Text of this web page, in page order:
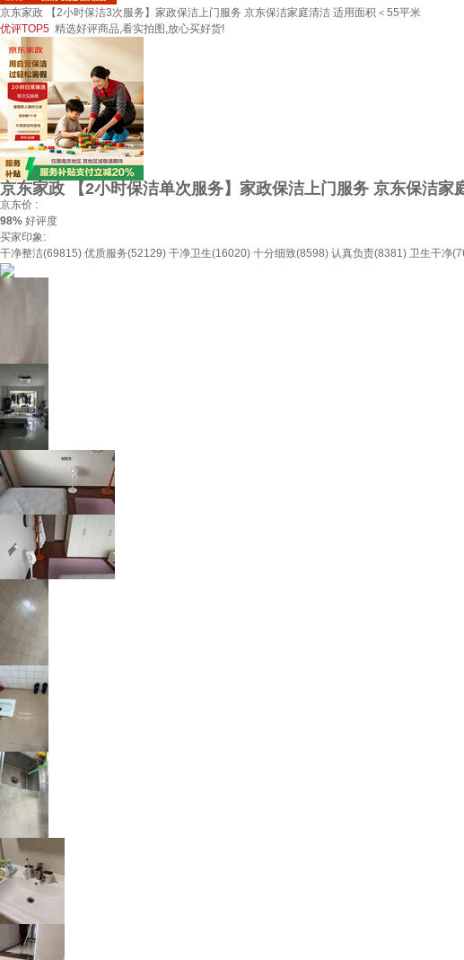
京东家政 【2小时保洁3次服务】家政保洁上门服务 京东保洁家庭清洁 适用面积＜55平米
优评TOP5 精选好评商品,看实拍图,放心买好货!
京东家政 【2小时保洁单次服务】家政保洁上门服务 京东保洁家
京东价 :
98% 好评度
买家印象:
干净整洁(69815) 优质服务(52129) 干净卫生(16020) 十分细致(8598) 认真负责(8381) 卫生干净